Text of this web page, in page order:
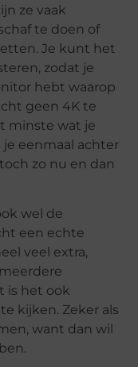
ze vaak
te doen of
Je kunt het
zodat je
hebt waarop
geen 4K te
minste wat je
eenmaal achter
zo nu en dan
wel de
een echte
veel extra,
is het ook
kijken. Zeker als
want dan wil